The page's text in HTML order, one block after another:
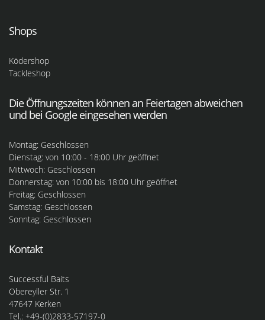
Shops
Ködershop
Tackleshop
Die Öffnungszeiten können an Feiertagen abweichen
und bei Google eingesehen werden
Montag: Geschlossen
Dienstag: von 10:00 - 18:00 Uhr geöffnet
Mittwoch: Geschlossen
Donnerstag: von 10:00 bis 18:00 Uhr geöffnet
Freitag: Geschlossen
Samstag: Geschlossen
Sonntag: Geschlossen
Kontakt
Successful Baits
Obereyller Str. 1
47647 Kerken
Tel.: +49-(0)2833-57197-0